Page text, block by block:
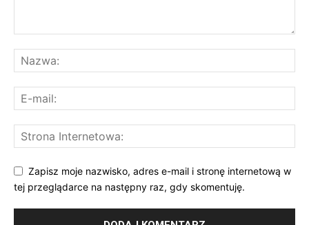
Zapisz moje nazwisko, adres e-mail i stronę internetową w
tej przeglądarce na następny raz, gdy skomentuję.